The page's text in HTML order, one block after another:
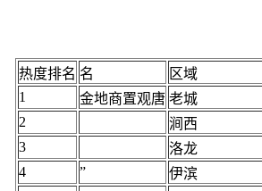
热度排名 名 区域
1
金地商置观唐 老城
2
涧西
3
洛龙
4
” 伊滨